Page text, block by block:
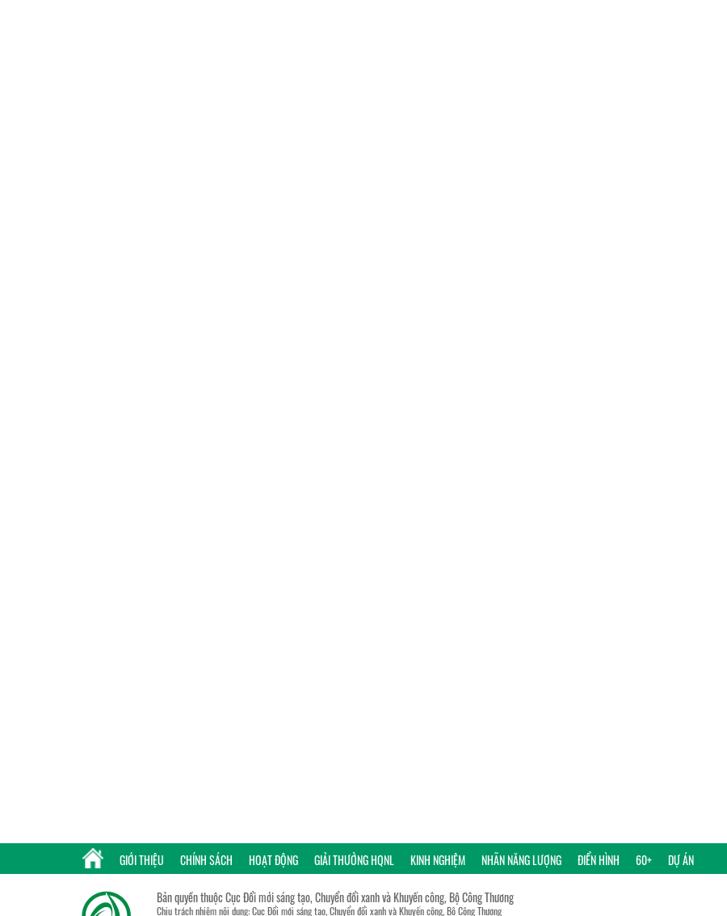
GIỚI THIỆU CHÍNH SÁCH HOẠT ĐỘNG GIẢI THƯỞNG HQNL KINH NGHIỆM NHÃN NĂNG LƯỢNG ĐIỂN HÌNH 60+ DỰ ÁN
Bản quyền thuộc Cục Đổi mới sáng tạo, Chuyển đổi xanh và Khuyến công, Bộ Công Thương
Chịu trách nhiệm nội dung: Cục Đổi mới sáng tạo, Chuyển đổi xanh và Khuyến công, Bộ Công Thương